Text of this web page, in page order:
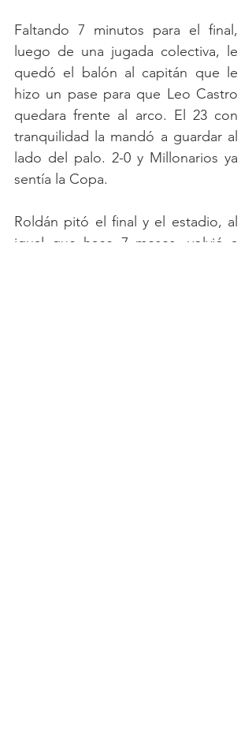
Faltando 7 minutos para el final,
luego de una jugada colectiva, le
quedó el balón al capitán que le
hizo un pase para que Leo Castro
quedara frente al arco. El 23 con
tranquilidad la mandó a guardar al
lado del palo. 2-0 y Millonarios ya
sentía la Copa.
Roldán pitó el final y el estadio, al
igual que hace 7 meses, volvió a